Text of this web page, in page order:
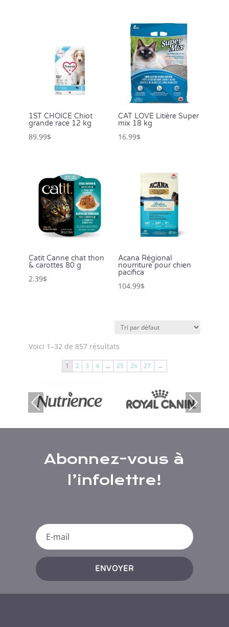
1ST CHOICE Chiot
grande race 12 kg
89.99$
CAT LOVE Litière Super
mix 18 kg
16.99$
Catit Canne chat thon
& carottes 80 g
2.39$
Acana Régional
nourriture pour chien
pacifica
104.99$
Voici 1–32 de 857 résultats
1 2 3 4 … 25 26 27 →
Previous Next
Abonnez-vous à
l’infolettre!
ENVOYER